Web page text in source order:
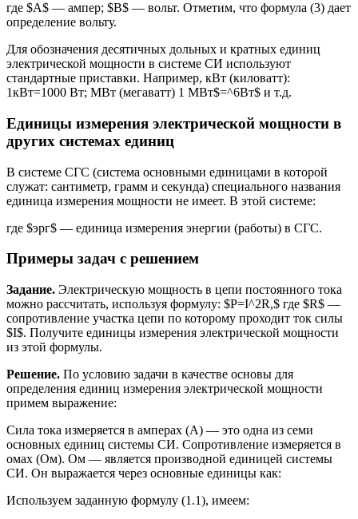
где $А$ — ампер; $В$ — вольт. Отметим, что формула (3) дает
определение вольту.
Для обозначения десятичных дольных и кратных единиц
электрической мощности в системе СИ используют
стандартные приставки. Например, кВт (киловатт):
1кВт=1000 Вт; МВт (мегаватт) 1 МВт$=^6Вт$ и т.д.
Единицы измерения электрической мощности в
других системах единиц
В системе СГС (система основными единицами в которой
служат: сантиметр, грамм и секунда) специального названия
единица измерения мощности не имеет. В этой системе:
где $эрг$ — единица измерения энергии (работы) в СГС.
Примеры задач с решением
Задание. Электрическую мощность в цепи постоянного тока
можно рассчитать, используя формулу: $P=I^2R,$ где $R$ —
сопротивление участка цепи по которому проходит ток силы
$I$. Получите единицы измерения электрической мощности
из этой формулы.
Решение. По условию задачи в качестве основы для
определения единиц измерения электрической мощности
примем выражение:
Сила тока измеряется в амперах (A) — это одна из семи
основных единиц системы СИ. Сопротивление измеряется в
омах (Ом). Ом — является производной единицей системы
СИ. Он выражается через основные единицы как:
Используем заданную формулу (1.1), имеем: